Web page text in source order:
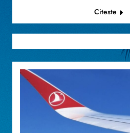
Citeste